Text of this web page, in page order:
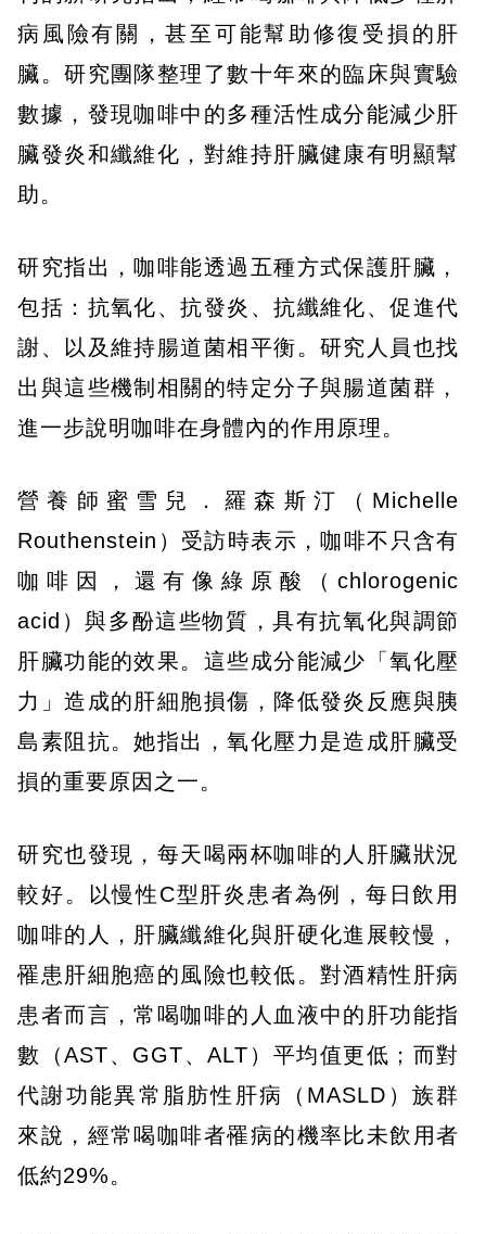
病風險有關，甚至可能幫助修復受損的肝
臟。研究團隊整理了數十年來的臨床與實驗
數據，發現咖啡中的多種活性成分能減少肝
臟發炎和纖維化，對維持肝臟健康有明顯幫
助。
研究指出，咖啡能透過五種方式保護肝臟，
包括：抗氧化、抗發炎、抗纖維化、促進代
謝、以及維持腸道菌相平衡。研究人員也找
出與這些機制相關的特定分子與腸道菌群，
進一步說明咖啡在身體內的作用原理。
營養師蜜雪兒．羅森斯汀（Michelle
Routhenstein）受訪時表示，咖啡不只含有
咖啡因，還有像綠原酸（chlorogenic
acid）與多酚這些物質，具有抗氧化與調節
肝臟功能的效果。這些成分能減少「氧化壓
力」造成的肝細胞損傷，降低發炎反應與胰
島素阻抗。她指出，氧化壓力是造成肝臟受
損的重要原因之一。
研究也發現，每天喝兩杯咖啡的人肝臟狀況
較好。以慢性C型肝炎患者為例，每日飲用
咖啡的人，肝臟纖維化與肝硬化進展較慢，
罹患肝細胞癌的風險也較低。對酒精性肝病
患者而言，常喝咖啡的人血液中的肝功能指
數（AST、GGT、ALT）平均值更低；而對
代謝功能異常脂肪性肝病（MASLD）族群
來說，經常喝咖啡者罹病的機率比未飲用者
低約29%。